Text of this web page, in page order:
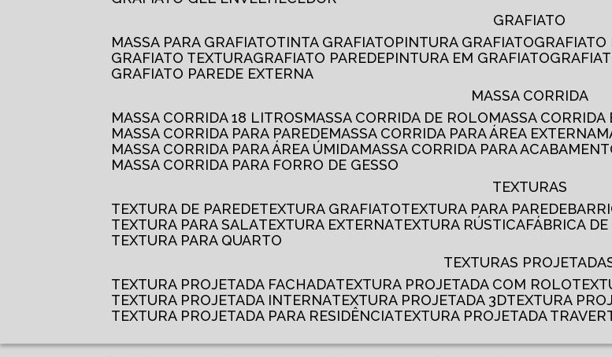
GRAFIATO
MASSA PARA GRAFIATO
TINTA GRAFIATO PINTURA GRAFIATO
GRAFIATO TEXTURA
GRAFIATO PAREDE PINTURA EM GRAFIATO
GRAFIATO PAREDE EXTERNA
MASSA CORRIDA
MASSA CORRIDA 18 LITROS
MASSA CORRIDA DE ROLO MASSA
MASSA CORRIDA PARA PAREDE
MASSA CORRIDA PARA ÁREA EXTERNA
MASSA CORRIDA PARA ÁREA ÚMIDA
MASSA CORRIDA PARA
MASSA CORRIDA PARA FORRO DE GESSO
TEXTURAS
TEXTURA DE PAREDE
TEXTURA GRAFIATO TEXTURA PARA PAREDE
TEXTURA PARA SALA
TEXTURA EXTERNA TEXTURA RÚSTICA FÁBRICA
TEXTURA PARA QUARTO
TEXTURAS
TEXTURA PROJETADA FACHADA
TEXTURA PROJETADA COM ROLO
TEXTURA PROJETADA INTERNA
TEXTURA PROJETADA 3D
TEXTURA
TEXTURA PROJETADA PARA RESIDÊNCIA
TEXTURA PROJETADA